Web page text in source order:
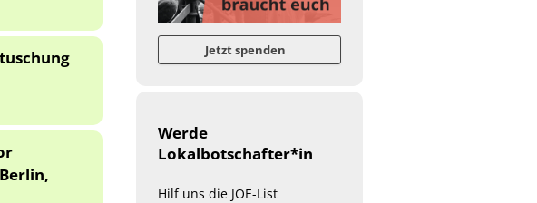
Jetzt spenden
Werde
Lokalbotschafter*in
Hilf uns die JOE-List